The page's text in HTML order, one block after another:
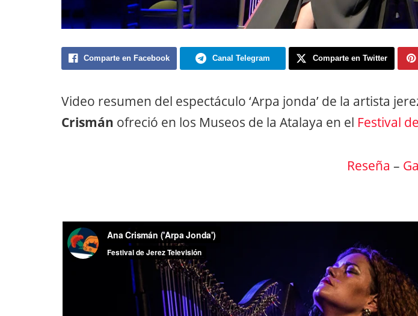
Comparte en Facebook Canal Telegram Comparte en Twitter
Video resumen del espectáculo ‘Arpa jonda’ de la artista
Crismán ofreció en los Museos de la Atalaya en el Festival
Reseña –